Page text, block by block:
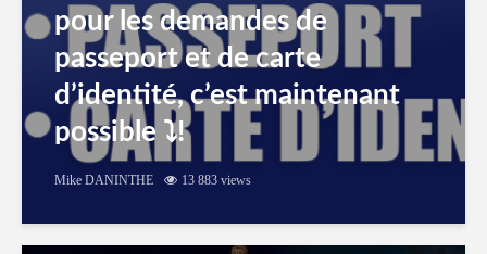
pour les demandes de
passeport et de carte
d’identité, c’est maintenant
possible ⤵️!
Mike DANINTHE 13 883 views